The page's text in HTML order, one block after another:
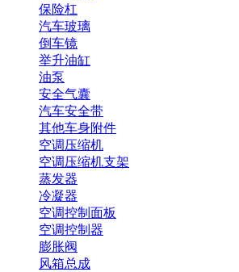
保险杠
汽车玻璃
倒车镜
举升油缸
油泵
安全气囊
汽车安全带
其他车身附件
空调压缩机
空调压缩机支架
蒸发器
冷凝器
空调控制面板
空调控制器
膨胀阀
风箱总成